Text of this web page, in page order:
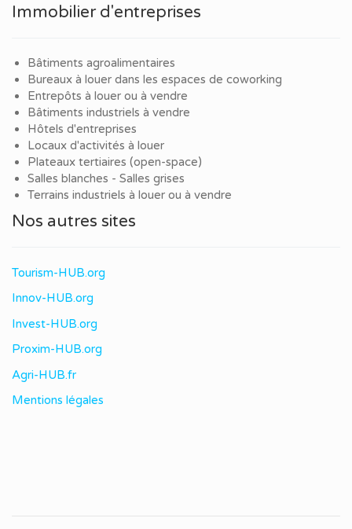
Immobilier d'entreprises
Bâtiments agroalimentaires
Bureaux à louer dans les espaces de coworking
Entrepôts à louer ou à vendre
Bâtiments industriels à vendre
Hôtels d'entreprises
Locaux d'activités à louer
Plateaux tertiaires (open-space)
Salles blanches - Salles grises
Terrains industriels à louer ou à vendre
Nos autres sites
Tourism-HUB.org
Innov-HUB.org
Invest-HUB.org
Proxim-HUB.org
Agri-HUB.fr
Mentions légales